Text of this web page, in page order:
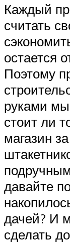
Каждый
считать
остается
Поэтому
руками мы
стоит ли
магазин
давайте
дачей? И
сделать